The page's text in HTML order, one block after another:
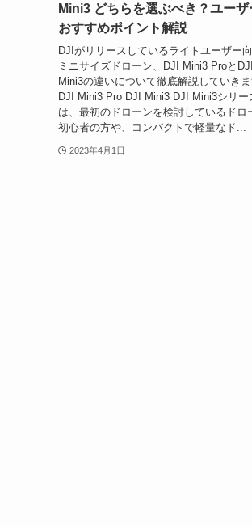
Mini3 どちらを選ぶべき？ユーザ
おすすめポイント解説
DJIがリリースしているライトユーザー
ミニサイズドローン、DJI Mini3 ProとDJI
Mini3の違いについて徹底解説していきま
DJI Mini3 Pro DJI Mini3 DJI Mini3シリー
は、最初のドローンを検討しているドロ
初心者の方や、コンパクトで軽量なド...
2023年4月1日